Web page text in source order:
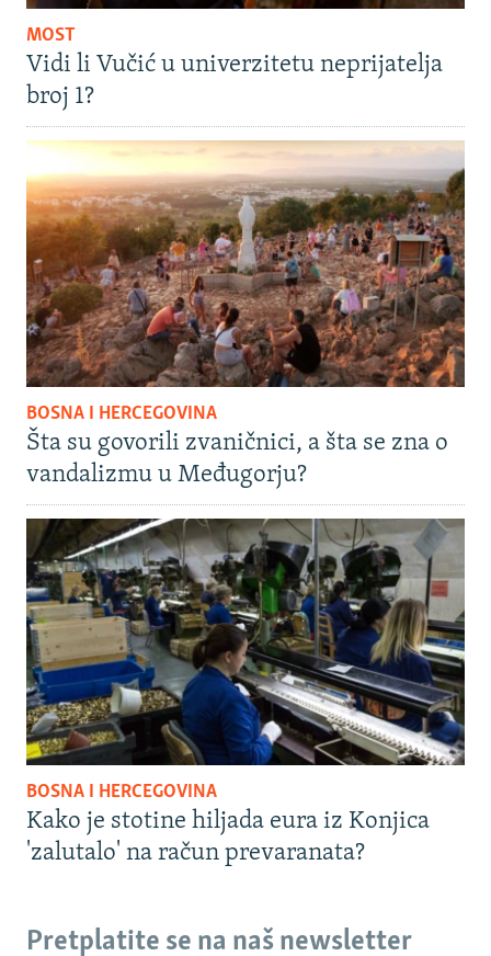
MOST
Vidi li Vučić u univerzitetu neprijatelja
broj 1?
BOSNA I HERCEGOVINA
Šta su govorili zvaničnici, a šta se zna o
vandalizmu u Međugorju?
BOSNA I HERCEGOVINA
Kako je stotine hiljada eura iz Konjica
'zalutalo' na račun prevaranata?
Pretplatite se na naš newsletter